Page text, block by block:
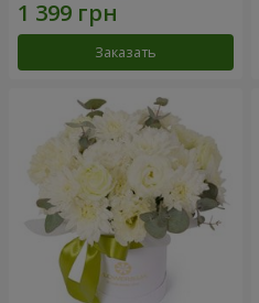
Заказать